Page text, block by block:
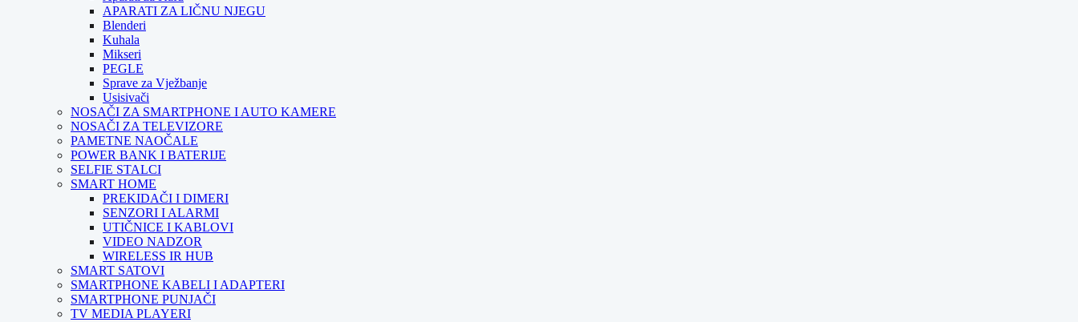
APARATI ZA LIČNU NJEGU
Blenderi
Kuhala
Mikseri
PEGLE
Sprave za Vježbanje
Usisivači
NOSAČI ZA SMARTPHONE I AUTO KAMERE
NOSAČI ZA TELEVIZORE
PAMETNE NAOČALE
POWER BANK I BATERIJE
SELFIE STALCI
SMART HOME
PREKIDAČI I DIMERI
SENZORI I ALARMI
UTIČNICE I KABLOVI
VIDEO NADZOR
WIRELESS IR HUB
SMART SATOVI
SMARTPHONE KABELI I ADAPTERI
SMARTPHONE PUNJAČI
TV MEDIA PLAYERI